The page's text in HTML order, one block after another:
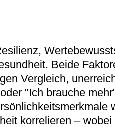
Beide
Vergleich,
"Ich brauche
korrelieren –